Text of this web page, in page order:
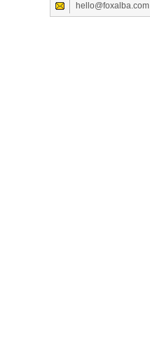
hello@foxalba.com